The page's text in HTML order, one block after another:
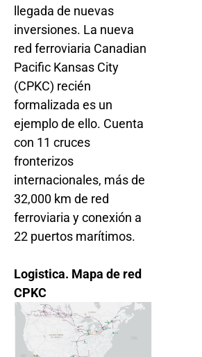
llegada de nuevas
inversiones. La nueva
red ferroviaria Canadian
Pacific Kansas City
(CPKC) recién
formalizada es un
ejemplo de ello. Cuenta
con 11 cruces
fronterizos
internacionales, más de
32,000 km de red
ferroviaria y conexión a
22 puertos marítimos.
Logistica. Mapa de red
CPKC